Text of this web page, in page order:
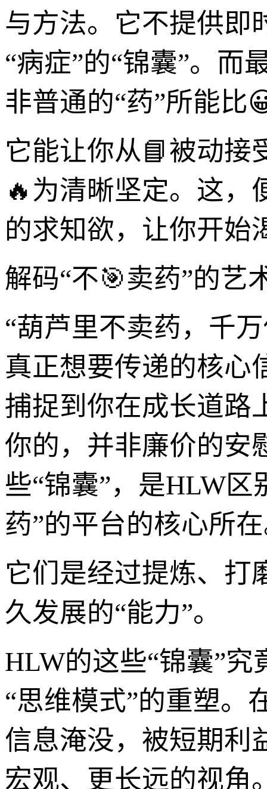
与方法。它不提供即
“病症”的“锦囊”。而
非普通的“药”所能比
它能让你从📘被动接
🔥为清晰坚定。这
的求知欲，让你开始
解码“不🎯卖药”的艺
“葫芦里不卖药，千
真正想要传递的核心
捕捉到你在成长道路
你的，并非廉价的安
些“锦囊”，是HLW
药”的平台的核心所
它们是经过提炼、打
久发展的“能力”。
HLW的这些“锦囊”
“思维模式”的重塑。
信息淹没，被短期利
宏观、更长远的视角